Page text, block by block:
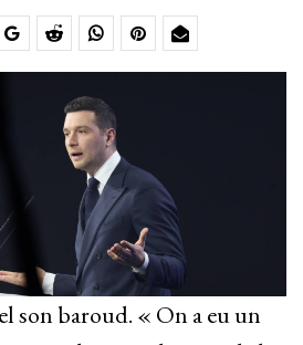
son baroud. « On a eu un